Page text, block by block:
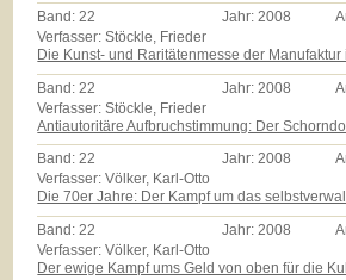
Band:22 Jahr:2008
Verfasser: Stöckle, Frieder
Die Kunst- und Raritätenmesse der Manufaktur
Band: 22 Jahr: 2008
Verfasser: Stöckle, Frieder
Antiautoritäre Aufbruchstimmung: Der
Band:22 Jahr:2008
Verfasser: Völker, Karl-Otto
Die 70er Jahre: Der Kampf um das
Band: 22 Jahr: 2008
Verfasser: Völker, Karl-Otto
Der ewige Kampf ums Geld von oben für die